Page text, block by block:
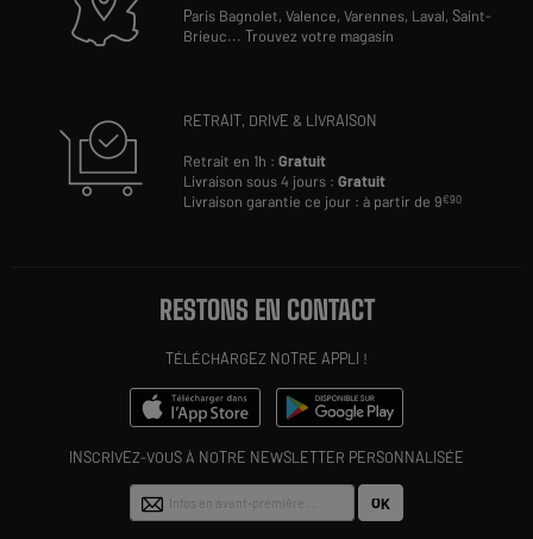
Paris Bagnolet,Valence,Varennes, Laval,Saint-
Brieuc...Trouvez votre magasin
RETRAIT, DRIVE & LIVRAISON
Retrait en 1h :Gratuit
Livraison sous 4 jours :Gratuit
Livraison garantie ce jour : à partir de 9€90
RESTONS EN CONTACT
TÉLÉCHARGEZ NOTRE APPLI !
INSCRIVEZ-VOUS À NOTRE NEWSLETTER PERSONNALISÉE
OK